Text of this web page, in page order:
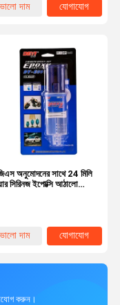
ভালো দাম যোগাযোগ
অনুমোদনের সাথে 24 মিলি
সিরিনজ ইপোক্সি আঠালো
ভালো দাম যোগাযোগ
করুন।